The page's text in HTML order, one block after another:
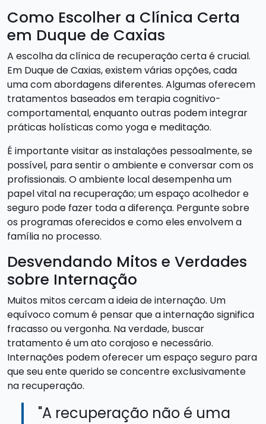
Como Escolher a Clínica Certa
em Duque de Caxias
A escolha da clínica de recuperação certa é crucial.
Em Duque de Caxias, existem várias opções, cada
uma com abordagens diferentes. Algumas oferecem
tratamentos baseados em terapia cognitivo-
comportamental, enquanto outras podem integrar
práticas holísticas como yoga e meditação.
É importante visitar as instalações pessoalmente, se
possível, para sentir o ambiente e conversar com os
profissionais. O ambiente local desempenha um
papel vital na recuperação; um espaço acolhedor e
seguro pode fazer toda a diferença. Pergunte sobre
os programas oferecidos e como eles envolvem a
família no processo.
Desvendando Mitos e Verdades
sobre Internação
Muitos mitos cercam a ideia de internação. Um
equívoco comum é pensar que a internação significa
fracasso ou vergonha. Na verdade, buscar
tratamento é um ato corajoso e necessário.
Internações podem oferecer um espaço seguro para
que seu ente querido se concentre exclusivamente
na recuperação.
"A recuperação não é uma